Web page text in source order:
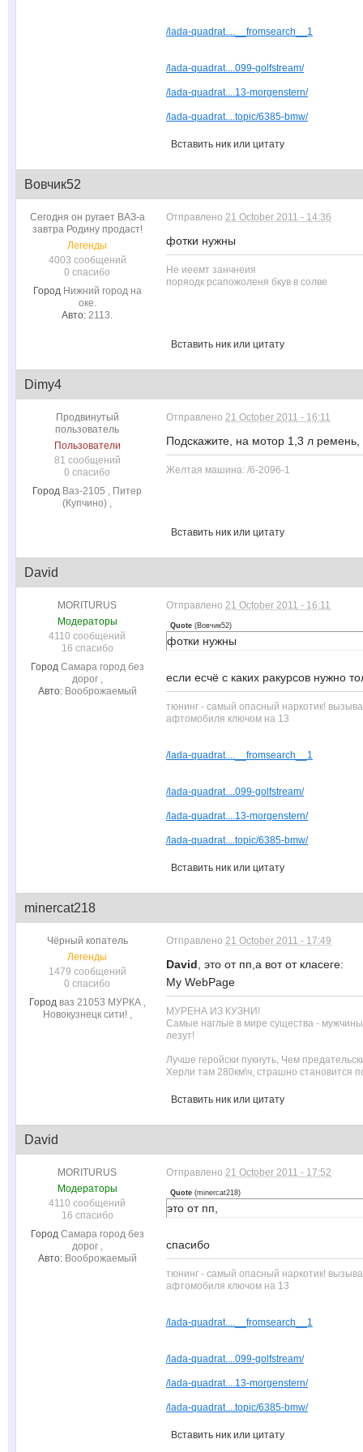
1-2 скорость, завожу, машина не
вниз. Включаю 1-2 скорость, завожу,
/cdn.photohol...d9aa4e9/i1000/0
/lada-quadrat....__fromsearch__1
/lada-quadrat....099-golfstream/
/lada-quadrat....13-morgenstern/
/lada-quadrat....topic/6385-bmw/
Вставить ник или цитату
Вовчик52
Сегодня он ругает ВАЗ-а
завтра Родину продаст!
Легенды
4003 сообщений
0 спасибо
Город Нижний город на
оке.
Авто: 2113.
Отправлено 21 October 2011 - 14:36
фотки нужны
Не иеемт занчнеия
поряодк рсапожоленя бкув в солве
Вставить ник или цитату
Dimy4
Продвинутый
пользователь
Пользователи
81 сообщений
0 спасибо
Город Ваз-2105 , Питер
(Купчино) ,
Отправлено 21 October 2011 - 16:11
Подскажите, на мотор 1,3 л
Желтая машина: /6-2096-1
Вставить ник или цитату
David
MORITURUS
Модераторы
4110 сообщений
16 спасибо
Город Самара город без
дорог ,
Авто: Вооброжаемый
Отправлено 21 October 2011 - 16:11
Quote (Вовчик52)
фотки нужны
если есчё с каких ракурсов нужно
тюнинг - самый опасный наркотик!
афтомобиля ключом на 13
/lada-quadrat....__fromsearch__1
/lada-quadrat....099-golfstream/
/lada-quadrat....13-morgenstern/
/lada-quadrat....topic/6385-bmw/
Вставить ник или цитату
minercat218
Чёрный копатель
Легенды
1479 сообщений
0 спасибо
Город ваз 21053 МУРКА ,
Новокузнецк сити! ,
Отправлено 21 October 2011 - 17:49
David , это от пп,а вот от класеге:
My WebPage
МУРЕНА ИЗ КУЗНИ!
Cамые наглые в мире существа -
лезут!
Лучше геройски пукнуть, Чем
Херли там 280км\ч, страшно становится
Вставить ник или цитату
David
MORITURUS
Модераторы
4110 сообщений
16 спасибо
Город Самара город без
дорог ,
Авто: Вооброжаемый
Отправлено 21 October 2011 - 17:52
Quote (minercat218)
это от пп,
спасибо
тюнинг - самый опасный наркотик!
афтомобиля ключом на 13
/lada-quadrat....__fromsearch__1
/lada-quadrat....099-golfstream/
/lada-quadrat....13-morgenstern/
/lada-quadrat....topic/6385-bmw/
Вставить ник или цитату